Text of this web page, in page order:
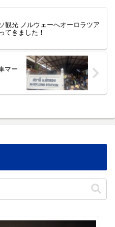
観光 ノルウェーへオーロラツア
てきました！
マー